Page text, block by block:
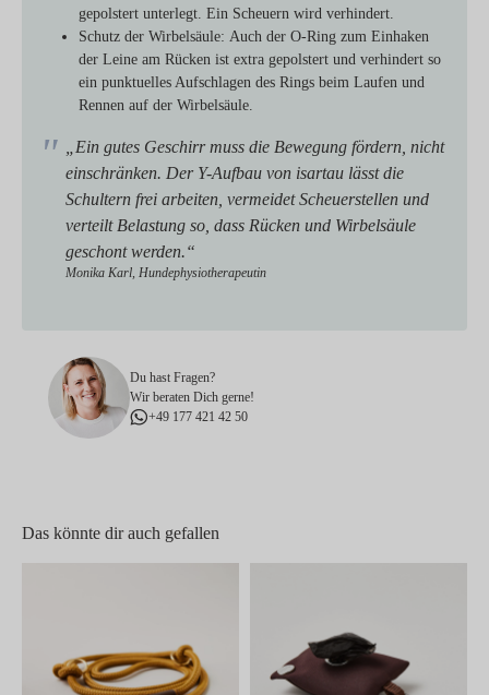
gepolstert unterlegt. Ein Scheuern wird verhindert.
Schutz der Wirbelsäule: Auch der O-Ring zum Einhaken
der Leine am Rücken ist extra gepolstert und verhindert so
ein punktuelles Aufschlagen des Rings beim Laufen und
Rennen auf der Wirbelsäule.
„Ein gutes Geschirr muss die Bewegung fördern, nicht
einschränken. Der Y-Aufbau von isartau lässt die
Schultern frei arbeiten, vermeidet Scheuerstellen und
verteilt Belastung so, dass Rücken und Wirbelsäule
geschont werden.“
Monika Karl, Hundephysiotherapeutin
Du hast Fragen?
Wir beraten Dich gerne!
+49 177 421 42 50
Das könnte dir auch gefallen